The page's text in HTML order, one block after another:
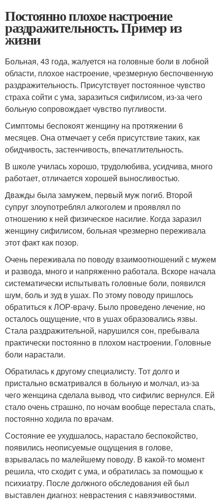
Постоянно плохое настроение
раздражительность. Пример из
жизни
Больная, 43 года, жалуется на головные боли в лобной
области, плохое настроение, чрезмерную беспочвенную
раздражительность. Присутствует постоянное чувство
страха сойти с ума, заразиться сифилисом, из-за чего
больную сопровождает чувство пугливости.
Симптомы беспокоят женщину на протяжении 6
месяцев. Она отмечает у себя присутствие таких, как
обидчивость, застенчивость, впечатлительность.
В школе училась хорошо, трудолюбива, усидчива, много
работает, отличается хорошей выносливостью.
Дважды была замужем, первый муж погиб. Второй
супруг злоупотреблял алкоголем и проявлял по
отношению к ней физическое насилие. Когда заразил
женщину сифилисом, больная чрезмерно переживала
этот факт как позор.
Очень переживала по поводу взаимоотношений с мужем
и развода, много и напряженно работала. Вскоре начала
систематически испытывать головные боли, появился
шум, боль и зуд в ушах. По этому поводу пришлось
обратиться к ЛОР-врачу. Было проведено лечение, но
осталось ощущение, что в ушах образовались язвы.
Стала раздражительной, нарушился сон, пребывала
практически постоянно в плохом настроении. Головные
боли нарастали.
Обратилась к другому специалисту. Тот долго и
пристально всматривался в больную и молчал, из-за
чего женщина сделала вывод, что сифилис вернулся. Ей
стало очень страшно, по ночам вообще перестала спать,
постоянно ходила по врачам.
Состояние ее ухудшалось, нарастало беспокойство,
появились неописуемые ощущения в голове,
взрывалась по малейшему поводу. В какой-то момент
решила, что сходит с ума, и обратилась за помощью к
психиатру. После должного обследования ей был
выставлен диагноз: неврастения с навязчивостями.